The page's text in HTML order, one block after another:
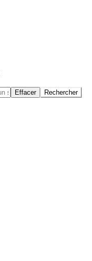
Effacer Rechercher